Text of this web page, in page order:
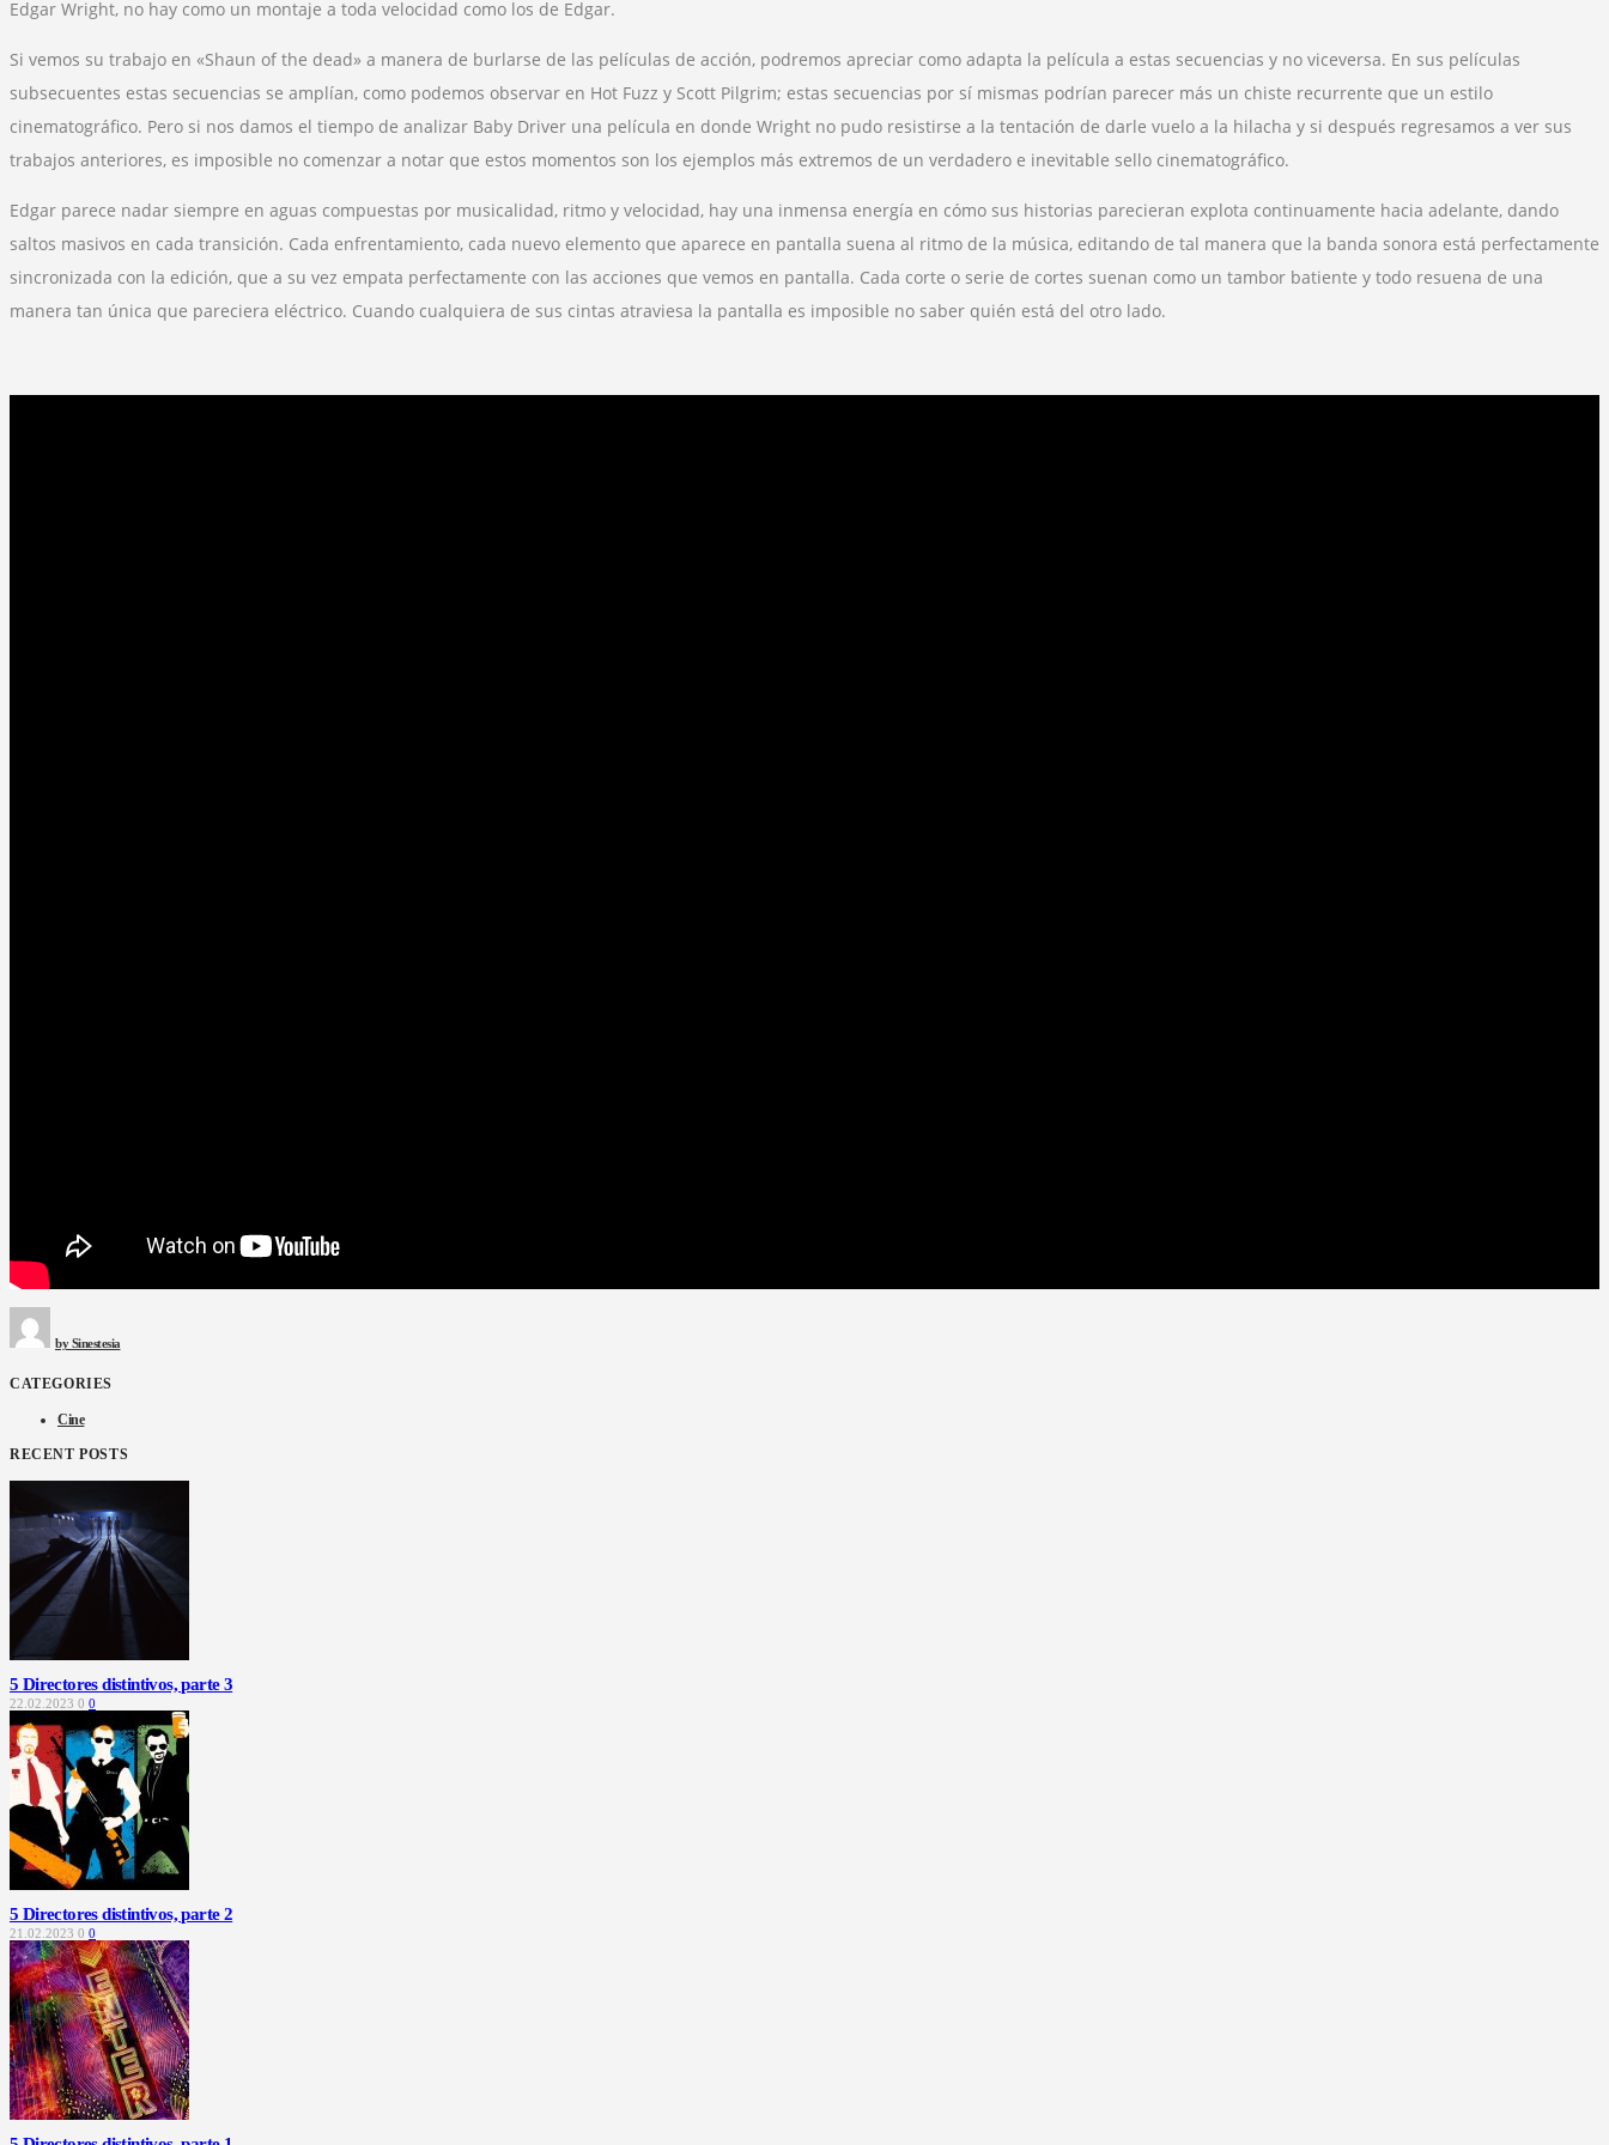
Edgar Wright, no hay como un montaje a toda velocidad como los de Edgar.
Si vemos su trabajo en «Shaun of the dead» a manera de burlarse de las películas de acción, podremos apreciar como adapta la película a estas secuencias y no viceversa. En sus películas
subsecuentes estas secuencias se amplían, como podemos observar en Hot Fuzz y Scott Pilgrim; estas secuencias por sí mismas podrían parecer más un chiste recurrente que un estilo
cinematográfico. Pero si nos damos el tiempo de analizar Baby Driver una película en donde Wright no pudo resistirse a la tentación de darle vuelo a la hilacha y si después regresamos a ver sus
trabajos anteriores, es imposible no comenzar a notar que estos momentos son los ejemplos más extremos de un verdadero e inevitable sello cinematográfico.
Edgar parece nadar siempre en aguas compuestas por musicalidad, ritmo y velocidad, hay una inmensa energía en cómo sus historias parecieran explota continuamente hacia adelante, dando
saltos masivos en cada transición. Cada enfrentamiento, cada nuevo elemento que aparece en pantalla suena al ritmo de la música, editando de tal manera que la banda sonora está perfectamente
sincronizada con la edición, que a su vez empata perfectamente con las acciones que vemos en pantalla. Cada corte o serie de cortes suenan como un tambor batiente y todo resuena de una
manera tan única que pareciera eléctrico. Cuando cualquiera de sus cintas atraviesa la pantalla es imposible no saber quién está del otro lado.
bySinestesia
CATEGORIES
Cine
RECENT POSTS
5 Directores distintivos, parte 3
22.02.2023 0 0
5 Directores distintivos, parte 2
21.02.2023 0 0